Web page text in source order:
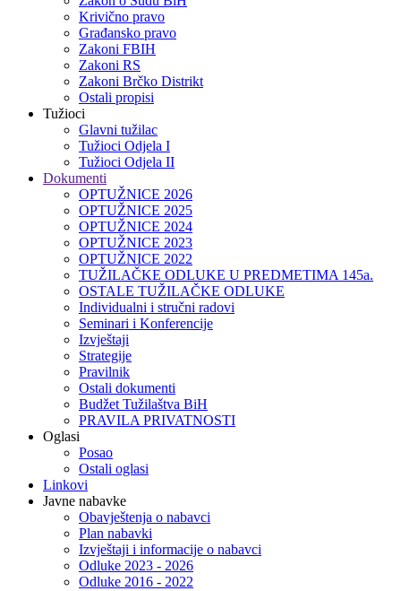
Krivično pravo
Građansko pravo
Zakoni FBIH
Zakoni RS
Zakoni Brčko Distrikt
Ostali propisi
Tužioci
Glavni tužilac
Tužioci Odjela I
Tužioci Odjela II
Dokumenti
OPTUŽNICE 2026
OPTUŽNICE 2025
OPTUŽNICE 2024
OPTUŽNICE 2023
OPTUŽNICE 2022
TUŽILAČKE ODLUKE U PREDMETIMA 145a.
OSTALE TUŽILAČKE ODLUKE
Individualni i stručni radovi
Seminari i Konferencije
Izvještaji
Strategije
Pravilnik
Ostali dokumenti
Budžet Tužilaštva BiH
PRAVILA PRIVATNOSTI
Oglasi
Posao
Ostali oglasi
Linkovi
Javne nabavke
Obavještenja o nabavci
Plan nabavki
Izvještaji i informacije o nabavci
Odluke 2023 - 2026
Odluke 2016 - 2022